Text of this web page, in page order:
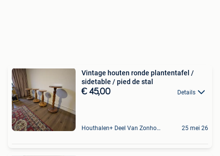
Vintage houten ronde plantentafel /
sidetable / pied de stal
€ 45,00 Details
Houthalen+ Deel Van Zonhoven En Zolder 25 mei 26